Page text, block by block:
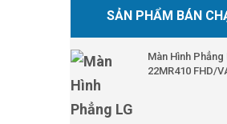
SẢN PHẨM BÁN
Màn Hình Phẳng
22MR410 FHD/